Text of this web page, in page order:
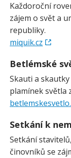
Každoroční
zájem o svět a
republiky.
miquik.cz
Betlémské
Skauti a
plamínek světla
Setkání k
Setkání
činovníků se